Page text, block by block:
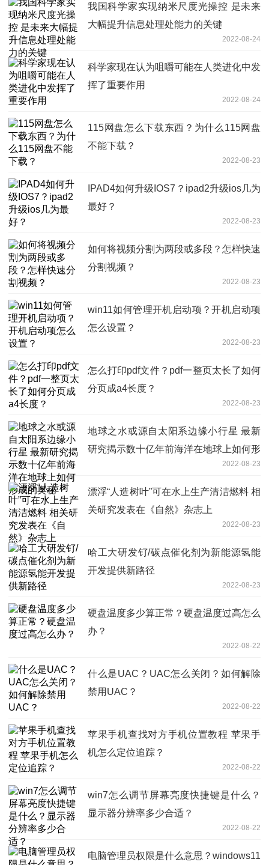
我国科学家实现纳米尺度光操控 是未来
大幅提升信息处理处能力的关键
2022-08-24
科学家现在认为咀嚼可能在人类进化中发
挥了重要作用
2022-08-24
115网盘怎么下载东西？为什么115网盘
不能下载？
2022-08-23
IPAD4如何升级IOS7？ipad2升级ios几为
最好？
2022-08-23
如何将视频分割为两段或多段？怎样快速
分割视频？
2022-08-23
win11如何管理开机启动项？开机启动项
怎么设置？
2022-08-23
怎么打印pdf文件？pdf一整页太长了如何
分页成a4长度？
2022-08-23
地球之水或源自太阳系边缘小行星 最新
研究揭示数十亿年前海洋在地球上如何形
2022-08-23
漂浮“人造树叶”可在水上生产清洁燃料 相
关研究发表在《自然》杂志上
2022-08-23
哈工大研发钌/碳点催化剂为新能源氢能
开发提供新路径
2022-08-23
硬盘温度多少算正常？硬盘温度过高怎么
办？
2022-08-22
什么是UAC？UAC怎么关闭？如何解除
禁用UAC？
2022-08-22
苹果手机查找对方手机位置教程 苹果手
机怎么定位追踪？
2022-08-22
win7怎么调节屏幕亮度快捷键是什么？
显示器分辨率多少合适？
2022-08-22
电脑管理员权限是什么意思？windows11